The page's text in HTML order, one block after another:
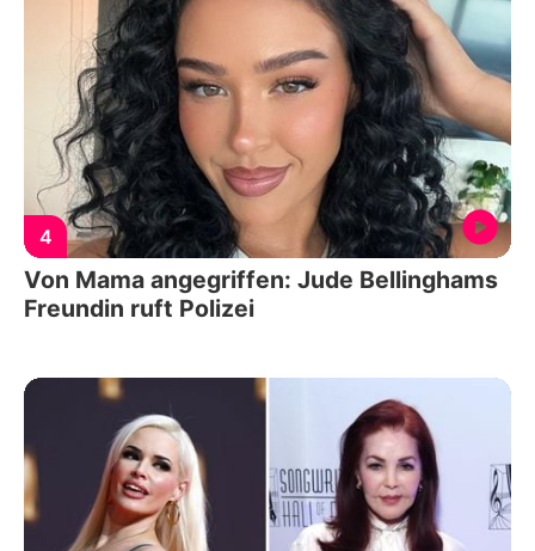
4
Von Mama angegriffen: Jude Bellinghams
Freundin ruft Polizei